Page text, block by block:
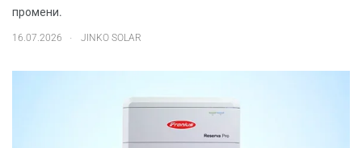
промени.
16.07.2026 JINKO SOLAR